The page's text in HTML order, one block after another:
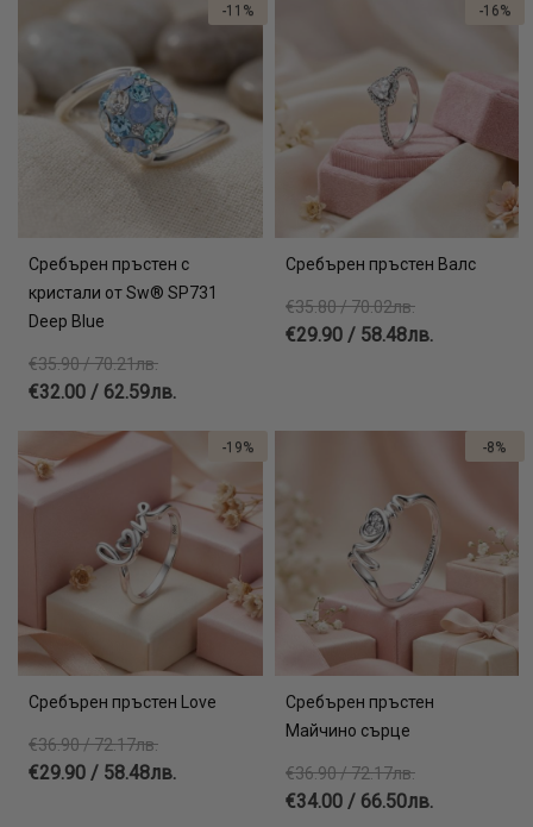
Сребърен пръстен с
кристали от Sw® SP731
Deep Blue
€35.90 / 70.21лв.
€32.00 / 62.59лв.
-11%
Сребърен пръстен Валс
€35.80 / 70.02лв.
€29.90 / 58.48лв.
-16%
Сребърен пръстен Love
€36.90 / 72.17лв.
€29.90 / 58.48лв.
-19%
Сребърен пръстен
Майчино сърце
€36.90 / 72.17лв.
€34.00 / 66.50лв.
-8%